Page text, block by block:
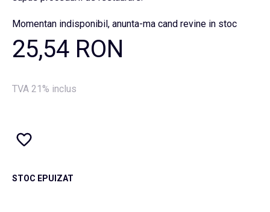
Momentan indisponibil, anunta-ma cand revine in stoc
25,54 RON
TVA 21% inclus
STOC EPUIZAT